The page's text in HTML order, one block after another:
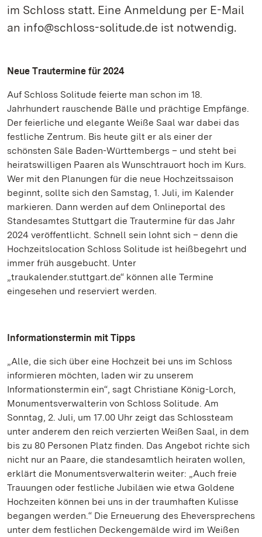
im Schloss statt. Eine Anmeldung per E-Mail
an info@schloss-solitude.de ist notwendig.
Neue Trautermine für 2024
Auf Schloss Solitude feierte man schon im 18.
Jahrhundert rauschende Bälle und prächtige Empfänge.
Der feierliche und elegante Weiße Saal war dabei das
festliche Zentrum. Bis heute gilt er als einer der
schönsten Säle Baden-Württembergs – und steht bei
heiratswilligen Paaren als Wunschtrauort hoch im Kurs.
Wer mit den Planungen für die neue Hochzeitssaison
beginnt, sollte sich den Samstag, 1. Juli, im Kalender
markieren. Dann werden auf dem Onlineportal des
Standesamtes Stuttgart die Trautermine für das Jahr
2024 veröffentlicht. Schnell sein lohnt sich – denn die
Hochzeitslocation Schloss Solitude ist heißbegehrt und
immer früh ausgebucht. Unter
„traukalender.stuttgart.de“ können alle Termine
eingesehen und reserviert werden.
Informationstermin mit Tipps
„Alle, die sich über eine Hochzeit bei uns im Schloss
informieren möchten, laden wir zu unserem
Informationstermin ein“, sagt Christiane König-Lorch,
Monumentsverwalterin von Schloss Solitude. Am
Sonntag, 2. Juli, um 17.00 Uhr zeigt das Schlossteam
unter anderem den reich verzierten Weißen Saal, in dem
bis zu 80 Personen Platz finden. Das Angebot richte sich
nicht nur an Paare, die standesamtlich heiraten wollen,
erklärt die Monumentsverwalterin weiter: „Auch freie
Trauungen oder festliche Jubiläen wie etwa Goldene
Hochzeiten können bei uns in der traumhaften Kulisse
begangen werden.“ Die Erneuerung des Eheversprechens
unter dem festlichen Deckengemälde wird im Weißen